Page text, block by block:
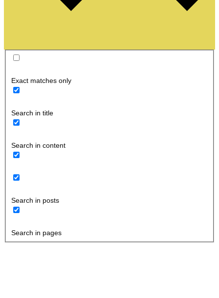
Exact matches only
Search in title
Search in content
Search in posts
Search in pages